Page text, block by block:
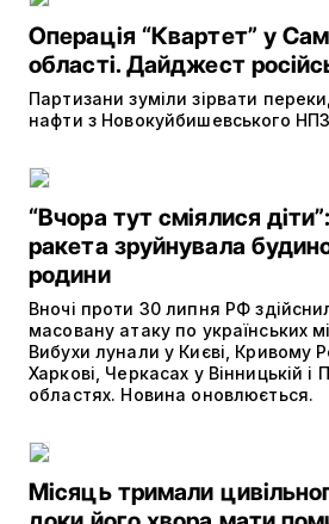
Операція “Квартет” у
області. Дайджест
Партизани зуміли зірвати
нафти з Новокуйбишевського
“Вчора тут сміялися
ракета зруйнувала
родини
Вночі проти 30 липня РФ
масовану атаку по українських
Вибухи лунали у Києві, Кривому
Харкові, Черкасах у Вінницькій і
областях. Новина оновлюється.
Місяць тримали